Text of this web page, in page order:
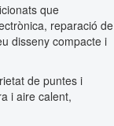
que
reparació de
disseny compacte i
de puntes i
i aire calent,